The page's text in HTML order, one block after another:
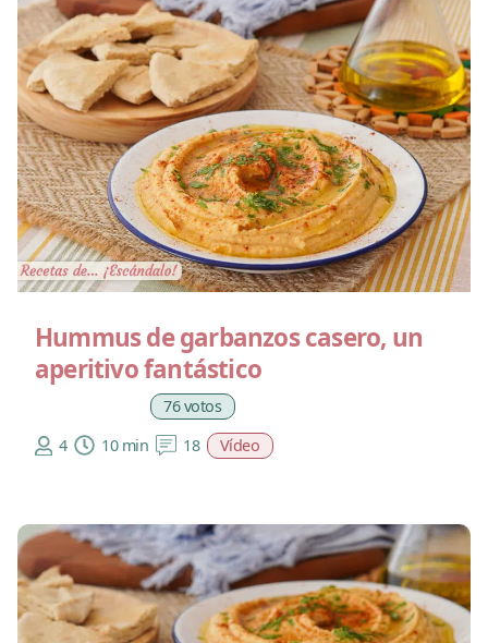
Hummus de garbanzos casero, un
aperitivo fantástico
76 votos
4
10 min 18 Vídeo